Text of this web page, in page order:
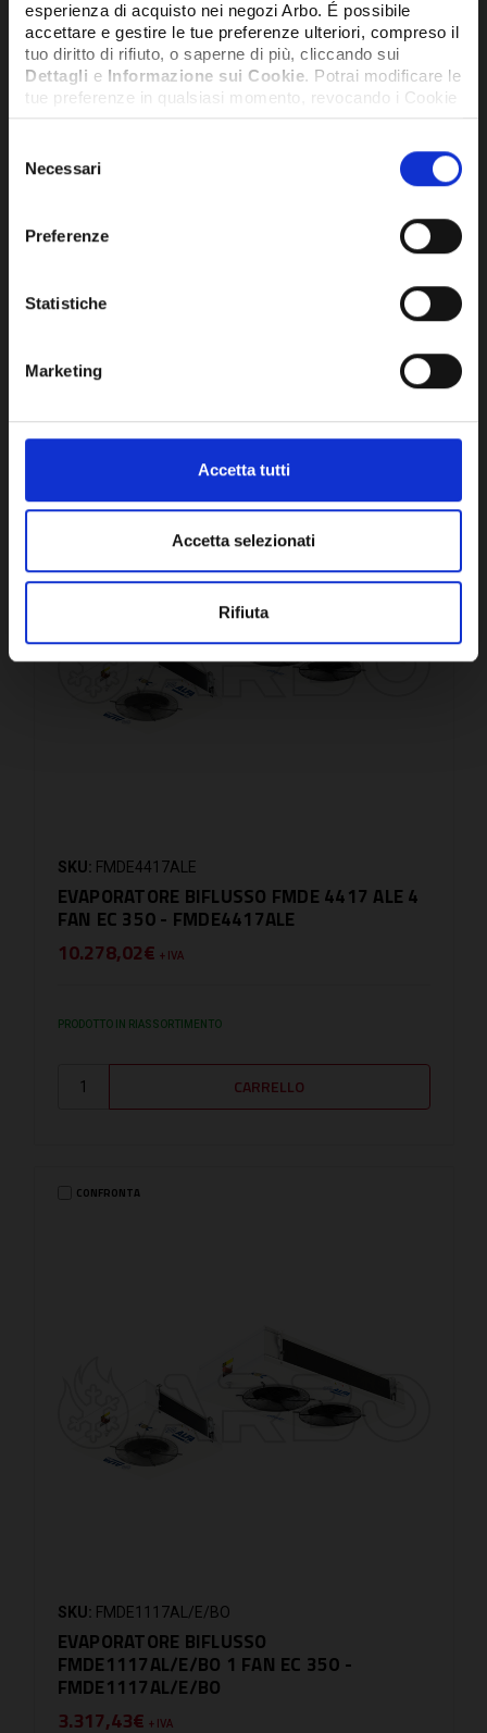
esperienza di acquisto nei negozi Arbo. É possibile
accettare e gestire le tue preferenze ulteriori, compreso il
tuo diritto di rifiuto, o saperne di più, cliccando sui
Dettagli e Informazione sui Cookie. Potrai modificare le
tue preferenze in qualsiasi momento, revocando i Cookie
precedentemente autorizzati, direttamente dalle
delNecessari
Preferenze
Statistiche
Marketing
Accetta tutti
Accetta selezionati
Rifiuta
SKU:CPU-254/P-ED
CPU-254/P-ED
SKU: FMDE4417ALE
EVAPORATORE BIFLUSSO FMDE 4417 ALE 4
FAN EC 350 - FMDE4417ALE
10.278,02€ + IVA
PRODOTTO IN RIASSORTIMENTO
CONFRONTA
SKU: FMDE1117AL/E/BO
EVAPORATORE BIFLUSSO
FMDE1117AL/E/BO 1 FAN EC 350 -
FMDE1117AL/E/BO
3.317,43€ + IVA